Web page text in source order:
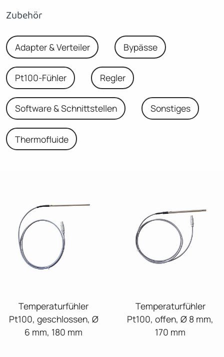
Zubehör
Adapter & Verteiler Bypässe
Pt100-Fühler Regler
Software & Schnittstellen Sonstiges
Thermofluide
Temperaturfühler
Pt100, geschlossen, Ø
6 mm, 180 mm
Temperaturfühler
Pt100, offen, Ø 8 mm,
170 mm